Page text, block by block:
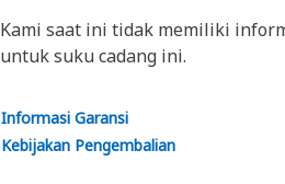
Kami saat ini tidak memiliki
untuk suku cadang ini.
Informasi Garansi
Kebijakan Pengembalian